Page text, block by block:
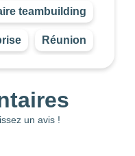
teambuilding
Réunion
un avis !